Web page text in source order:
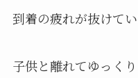
到着の疲れが抜けてい
子供と離れてゆっく